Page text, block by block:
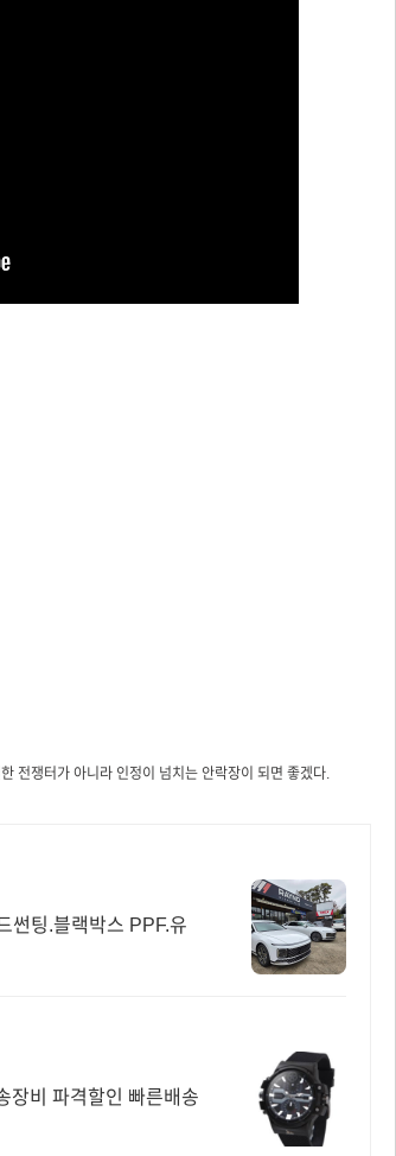
전쟁터가 아니라 인정이 넘치는 안락장이 되면 좋겠다.
썬팅.블랙박스 PPF.유
장비 파격할인 빠른배송